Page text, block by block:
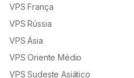
VPS França
VPS Rússia
VPS Ásia
VPS Oriente Médio
VPS Sudeste Asiático